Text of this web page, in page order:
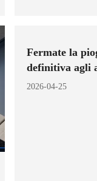
Fermate la
definitiva agli
2026-04-25